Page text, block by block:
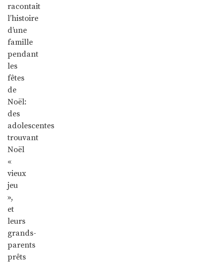
racontait
l’histoire
d’une
famille
pendant
les
fêtes
de
Noël:
des
adolescentes
trouvant
Noël
«
vieux
jeu
»,
et
leurs
grands-
parents
prêts